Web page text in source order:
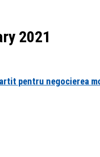
2021
pentru negocierea